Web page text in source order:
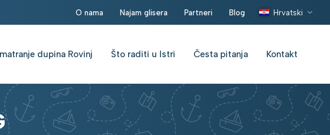
O nama Najam glisera Partneri Blog Hrvatski
dupina Rovinj Što raditi u Istri Česta pitanja Kontakt